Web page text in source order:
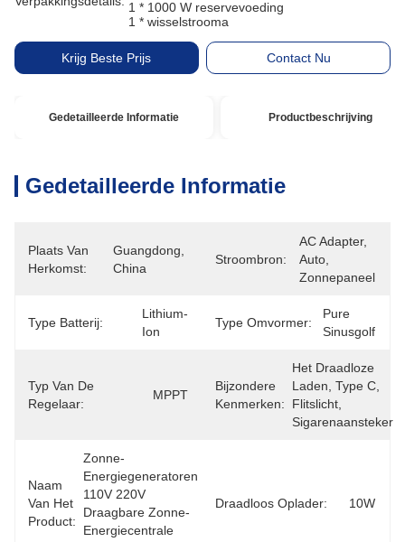
1 * 1000 W reservevoeding
1 * wisselstrooma
Krijg Beste Prijs Contact Nu
Gedetailleerde Informatie Productbeschrijving
Gedetailleerde Informatie
Plaats Van
Herkomst:
Guangdong,
China
Stroombron:
AC Adapter,
Auto,
Zonnepaneel
Type Batterij:
Lithium-
Ion
Type Omvormer:
Pure
Sinusgolf
Typ Van De
Regelaar:
MPPT
Bijzondere
Kenmerken:
Het Draadloze
Laden, Type C,
Flitslicht,
Sigarenaansteker
Naam
Van Het
Product:
Zonne-
Energiegeneratoren
110V 220V
Draagbare Zonne-
Energiecentrale
Draadloos Oplader: 10W